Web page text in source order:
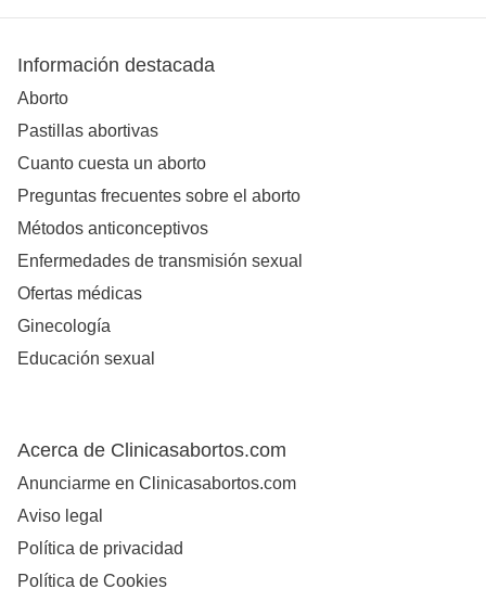
Información destacada
Aborto
Pastillas abortivas
Cuanto cuesta un aborto
Preguntas frecuentes sobre el aborto
Métodos anticonceptivos
Enfermedades de transmisión sexual
Ofertas médicas
Ginecología
Educación sexual
Acerca de Clinicasabortos.com
Anunciarme en Clinicasabortos.com
Aviso legal
Política de privacidad
Política de Cookies